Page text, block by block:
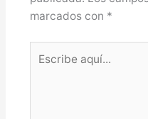
marcados con *
aquí...